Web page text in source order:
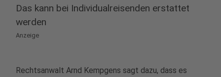
Das kann bei Individualreisenden erstattet
werden
Anzeige
Rechtsanwalt Arnd Kempgens sagt dazu, dass es